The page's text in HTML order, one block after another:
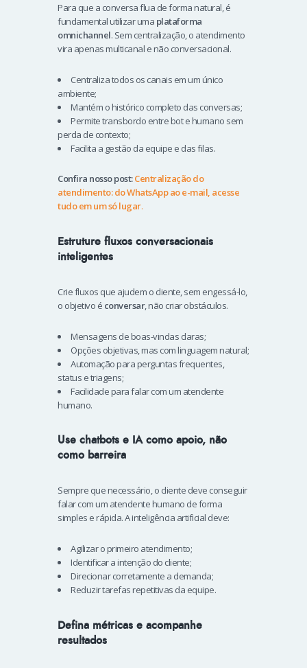
Para que a conversa flua de forma natural, é
fundamental utilizar uma plataforma
omnichannel. Sem centralização, o atendimento
vira apenas multicanal e não conversacional.
Centraliza todos os canais em um único
ambiente;
Mantém o histórico completo das conversas;
Permite transbordo entre bot e humano sem
perda de contexto;
Facilita a gestão da equipe e das filas.
Confira nosso post:Centralização do
atendimento: do WhatsApp ao e-mail, acesse
tudo em um só lugar.
Estruture fluxos conversacionais
inteligentes
Crie fluxos que ajudem o cliente, sem engessá-lo,
o objetivo é conversar, não criar obstáculos.
Mensagens de boas-vindas claras;
Opções objetivas, mas com linguagem natural;
Automação para perguntas frequentes,
status e triagens;
Facilidade para falar com um atendente
humano.
Use chatbots e IA como apoio, não
como barreira
Sempre que necessário, o cliente deve conseguir
falar com um atendente humano de forma
simples e rápida. A inteligência artificial deve:
Agilizar o primeiro atendimento;
Identificar a intenção do cliente;
Direcionar corretamente a demanda;
Reduzir tarefas repetitivas da equipe.
Defina métricas e acompanhe
resultados